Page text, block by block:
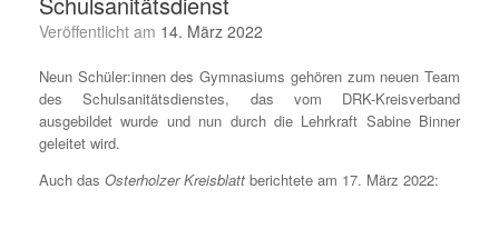
Veröffentlicht am 14. März 2022
Neun Schüler:innen des Gymnasiums gehören zum neuen Team
des Schulsanitätsdienstes, das vom DRK-Kreisverband
ausgebildet wurde und nun durch die Lehrkraft Sabine Binner
geleitet wird.
Auch das Osterholzer Kreisblatt berichtete am 17. März 2022: